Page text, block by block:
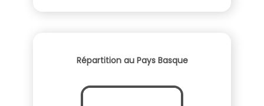
Répartition au Pays Basque